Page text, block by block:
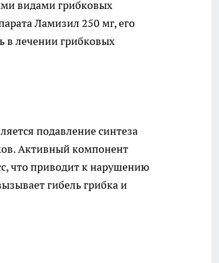
видами грибковых
Ламизил 250 мг, его
в лечении грибковых
подавление синтеза
Активный компонент
что приводит к нарушению
гибель грибка и